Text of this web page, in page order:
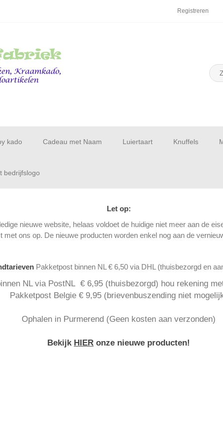
Registreren
kado Cadeau met Naam Luiertaart Knuffels
bedrijfslogo
Let op:
nieuwe website, helaas voldoet de huidige niet meer aan de
met ons op. De nieuwe producten worden enkel nog aan de
Pakketpost binnen NL € 6,50 via DHL (thuisbezorgd en
NL via PostNL € 6,95 (thuisbezorgd) hou rekening
Pakketpost Belgie € 9,95 (brievenbuszending niet
Ophalen in Purmerend (Geen kosten aan verzonden)
Bekijk HIER onze nieuwe producten!